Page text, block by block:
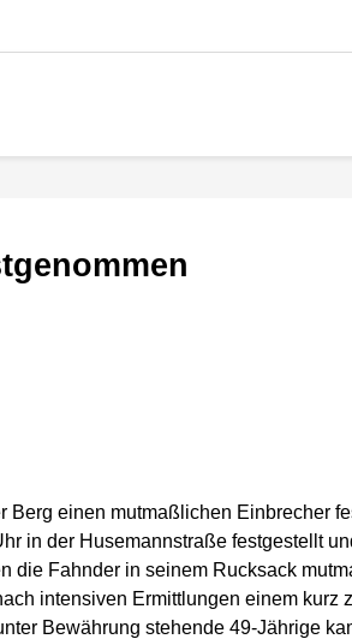
Berg einen mutmaßlichen Einbrecher
in der Husemannstraße festgestellt
die Fahnder in seinem Rucksack
intensiven Ermittlungen einem kurz
Bewährung stehende 49-Jährige